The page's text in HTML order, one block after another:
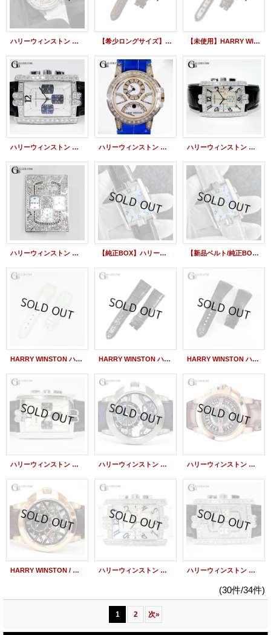
ハリーウィンストン オーシャン トリレトロ クロノグラフ K18WG バゲットダイヤモンド HW 【希少ロングサイズ】HARRY WINSTON ハリーウィンストン アヴェニューC クロノグラフ 330/MCA用 純正 クロコダイルベルト 茶 純正 美品 【未使用】HARRY WINSTON ハリーウィンストン 純正レザーベルト 茶 ダークブラウン 取付幅23mm
ハリーウィンストン アヴェニューC クロノグラフ ダイヤモンド K18WG 330/MCA ハリーウィンストン オーシャンクロノ トリレトログラード PG バケットダイヤ 青レザー ハリーウィンストン アヴェニューCクロノグラフ WG ダイヤモンド シェル盤
ハリーウィンストン アヴェニューC クロノ パヴェダイヤモンド文字盤 新品 【純正BOX】ハリーウィンストン アヴェニューC クロノグラフ K18WG 330/MCA シェル盤 黒レザーベルト 【新品ベルト/純正BOX】ハリーウィンストン アヴェニューC クロノグラフ 330/MCA シェル盤 K18WG 白 レザーベルト
HARRY WINSTON ハリーウィンストン 純正レザーベルト アリゲーター 白 パールホワイト 艶アリ 中古 HARRY WINSTON ハリーウィンストン アヴェニューC クロノグラフ 330/MCA用 純正 クロコダイルベルト 黒 純正 美品 HARRY WINSTON ハリーウィストン オーシャンシリーズ用 純正アリゲーターストラップ 18-20mm レザーベルト ブラック 黒 /22123
ハリーウィンストン アヴェニューC クロノグラフ K18WG 330/MCA 中古 ハリーウィンストン オーシャン プロジェクト Z11 OCEABD42ZZ001 世界限定300本 ハリーウィンストン オーシャン レトログラード RG 42mm OCEAHR42RR001
HARRY WINSTON / ハリーウィンストン オーシャン バイレトログラード 42mm RG OCEABI42RR001 ハリーウィンストン 純正ダイヤ アヴェニューC クロノグラフ WG ハリーウィンストン アヴェニューCクロノグラフ WG 全面ダイヤモンド
(30件/34件)
1 2 次»